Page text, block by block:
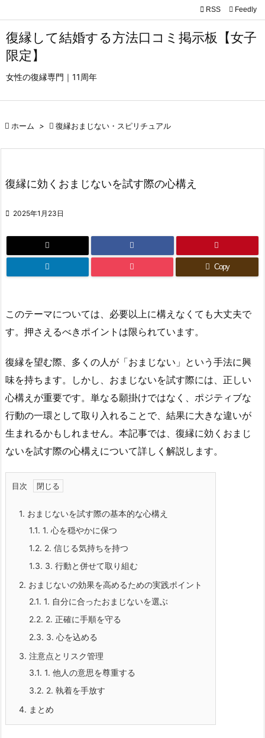
復縁して結婚する方法口コミ掲示板【女子
限定】
女性の復縁専門｜11周年



 RSS Feedly
 ホーム >  復縁おまじない・スピリチュアル
復縁に効くおまじないを試す際の心構え
 2025年1月23日
Copy
このテーマについては、必要以上に構えなくても大丈夫で
す。押さえるべきポイントは限られています。
復縁を望む際、多くの人が「おまじない」という手法に興
味を持ちます。しかし、おまじないを試す際には、正しい
心構えが重要です。単なる願掛けではなく、ポジティブな
行動の一環として取り入れることで、結果に大きな違いが
生まれるかもしれません。本記事では、復縁に効くおまじ
ないを試す際の心構えについて詳しく解説します。
目次
1. おまじないを試す際の基本的な心構え
1.1. 1. 心を穏やかに保つ
1.2. 2. 信じる気持ちを持つ
1.3. 3. 行動と併せて取り組む
2. おまじないの効果を高めるための実践ポイント
2.1. 1. 自分に合ったおまじないを選ぶ
2.2. 2. 正確に手順を守る
2.3. 3. 心を込める
3. 注意点とリスク管理
3.1. 1. 他人の意思を尊重する
3.2. 2. 執着を手放す
4. まとめ